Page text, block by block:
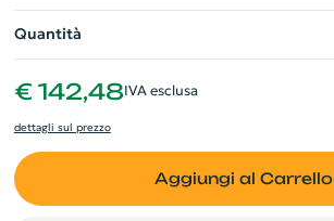
Quantità
€ 142,48IVA esclusa
dettagli sul prezzo
Aggiungi al Carrello